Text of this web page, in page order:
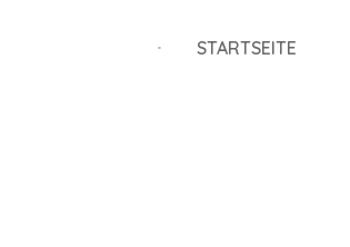
STARTSEITE